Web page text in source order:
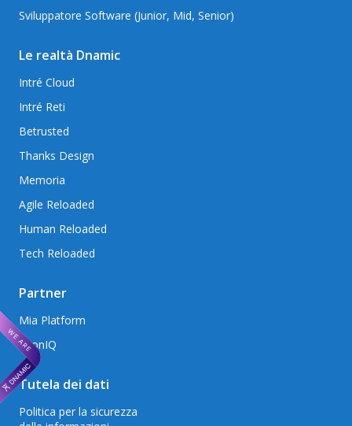
Sviluppatore Software (Junior, Mid, Senior)
Le realtà Dnamic
Intré Cloud
Intré Reti
Betrusted
Thanks Design
Memoria
Agile Reloaded
Human Reloaded
Tech Reloaded
Partner
Mia Platform
AxonIQ
Tutela dei dati
Politica per la sicurezza